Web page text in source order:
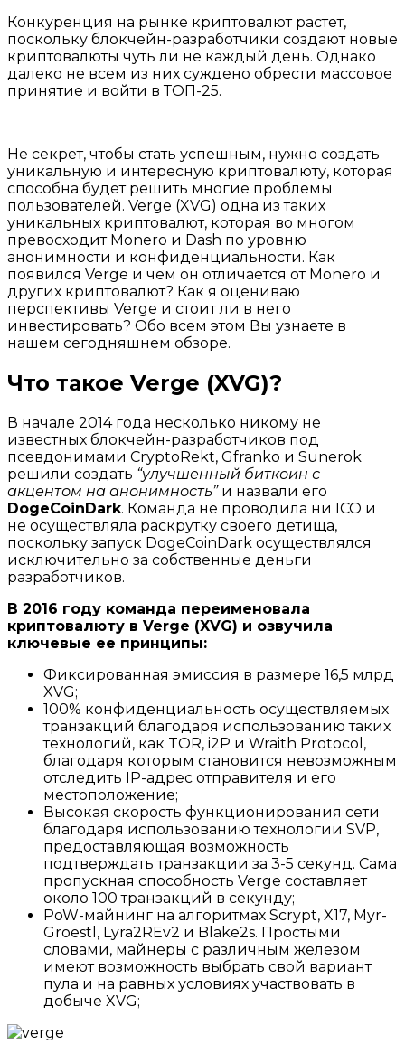
Конкуренция на рынке криптовалют растет,
поскольку блокчейн-разработчики создают новые
криптовалюты чуть ли не каждый день. Однако
далеко не всем из них суждено обрести массовое
принятие и войти в ТОП-25.
Не секрет, чтобы стать успешным, нужно создать
уникальную и интересную криптовалюту, которая
способна будет решить многие проблемы
пользователей. Verge (XVG) одна из таких
уникальных криптовалют, которая во многом
превосходит Monero и Dash по уровню
анонимности и конфиденциальности. Как
появился Verge и чем он отличается от Monero и
других криптовалют? Как я оцениваю
перспективы Verge и стоит ли в него
инвестировать? Обо всем этом Вы узнаете в
нашем сегодняшнем обзоре.
Что такое Verge (XVG)?
В начале 2014 года несколько никому не
известных блокчейн-разработчиков под
псевдонимами CryptoRekt, Gfranko и Sunerok
решили создать “улучшенный биткоин с
акцентом на анонимность”и назвали его
DogeCoinDark. Команда не проводила ни ICO и
не осуществляла раскрутку своего детища,
поскольку запуск DogeCoinDark осуществлялся
исключительно за собственные деньги
разработчиков.
В 2016 году команда переименовала
криптовалюту в Verge (XVG) и озвучила
ключевые ее принципы:
Фиксированная эмиссия в размере 16,5 млрд
XVG;
100% конфиденциальность осуществляемых
транзакций благодаря использованию таких
технологий, как TOR, i2P и Wraith Protocol,
благодаря которым становится невозможным
отследить IP-адрес отправителя и его
местоположение;
Высокая скорость функционирования сети
благодаря использованию технологии SVP,
предоставляющая возможность
подтверждать транзакции за 3-5 секунд. Сама
пропускная способность Verge составляет
около 100 транзакций в секунду;
PoW-майнинг на алгоритмах Scrypt, X17, Myr-
Groestl, Lyra2REv2 и Blake2s. Простыми
словами, майнеры с различным железом
имеют возможность выбрать свой вариант
пула и на равных условиях участвовать в
добыче XVG;